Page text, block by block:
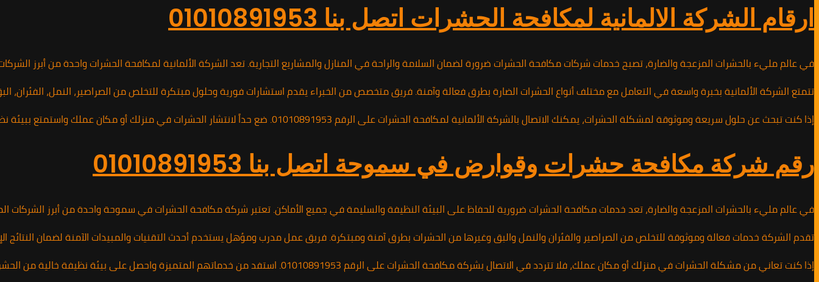
ارقام الشركة الالمانية لمكافحة الحشرات اتصل بنا 01010891953
في عالم مليء بالحشرات المزعجة والضارة، تصبح خدمات شركات مكافحة الحشرات ضرورة لضمان السلامة والراحة في المنازل والمشاريع التجارية. تعد الشركة الألمانية لمكافحة الحشرات واحدة من أبرز
تتمتع الشركة الألمانية بخبرة واسعة في التعامل مع مختلف أنواع الحشرات الضارة بطرق فعالة وآمنة. فريق متخصص من الخبراء يقدم استشارات فورية وحلول مبتكرة للتخلص من الصراصير، النمل، الفئران،
إذا كنت تبحث عن حلول سريعة وموثوقة لمشكلة الحشرات، يمكنك الاتصال بالشركة الألمانية لمكافحة الحشرات على الرقم 01010891953. ضع حداً لانتشار الحشرات في منزلك أو مكان عملك واستمتع ببيئة نظيفة وآمنة بفضل خدماتهم المتميزة.
رقم شركة مكافحة حشرات وقوارض في سموحة اتصل بنا 01010891953
في عالم مليء بالحشرات المزعجة والضارة، تعد خدمات مكافحة الحشرات ضرورية للحفاظ على البيئة النظيفة والسليمة في جميع الأماكن. تعتبر شركة مكافحة الحشرات في سموحة واحدة من أبرز الشركات
تقدم الشركة خدمات فعالة وموثوقة للتخلص من الصراصير والفئران والنمل والبق وغيرها من الحشرات بطرق آمنة ومبتكرة. فريق عمل مدرب ومؤهل يستخدم أحدث التقنيات والمبيدات الآمنة لضمان النتائج
إذا كنت تعاني من مشكلة الحشرات في منزلك أو مكان عملك، فلا تتردد في الاتصال بشركة مكافحة الحشرات على الرقم 01010891953. استفد من خدماتهم المتميزة واحصل على بيئة نظيفة خالية من الحشرات تمامًا.